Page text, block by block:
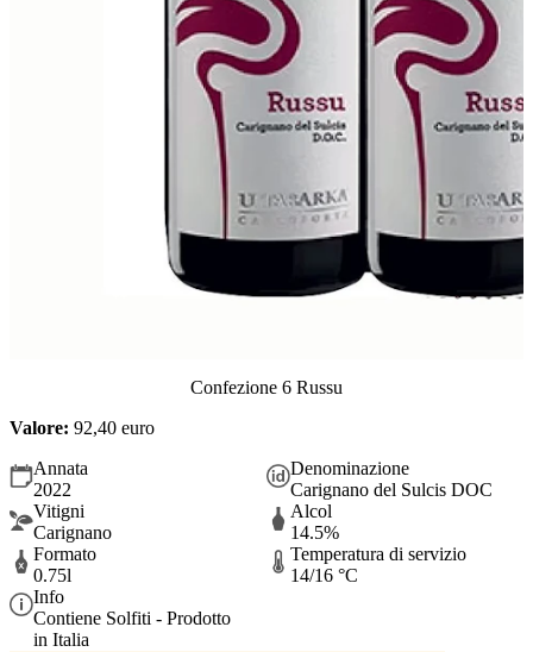
Confezione 6 Russu
Valore: 92,40 euro
Annata
2022
Denominazione
Carignano del Sulcis DOC
Vitigni
Carignano
Alcol
14.5%
Formato
0.75l
Temperatura di servizio
14/16 °C
Info
Contiene Solfiti - Prodotto
in Italia